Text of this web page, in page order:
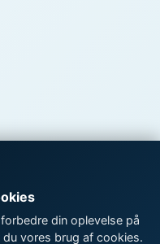
din oplevelse på
vores brug af cookies.